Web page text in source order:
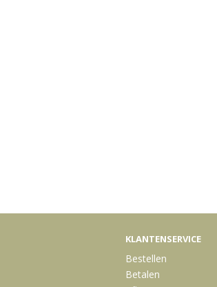
KLANTENSERVICE
Bestellen
Betalen